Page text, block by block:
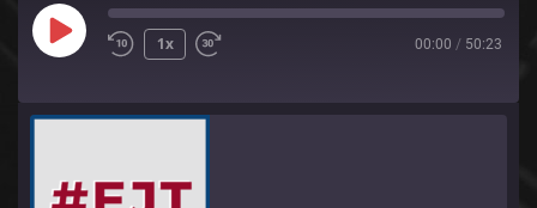
Play
1x 00:00 / 50:23